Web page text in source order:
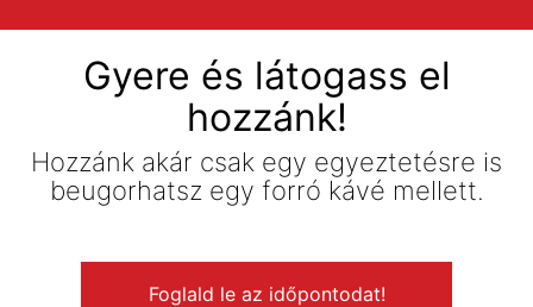
Gyere és látogass el
hozzánk!
Hozzánk akár csak egy egyeztetésre is
beugorhatsz egy forró kávé mellett.
Foglald le az időpontodat!